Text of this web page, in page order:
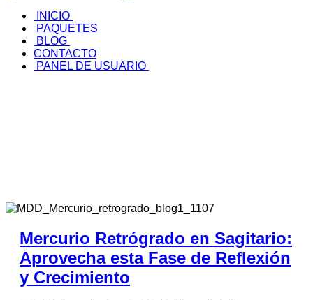
INICIO
PAQUETES
BLOG
CONTACTO
PANEL DE USUARIO
Mercurio Retrógrado en Sagitario:
Aprovecha esta Fase de Reflexión
y Crecimiento